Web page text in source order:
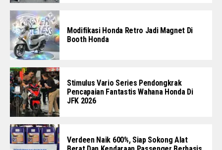
Modifikasi Honda Retro Jadi Magnet Di
Booth Honda
Stimulus Vario Series Pendongkrak
Pencapaian Fantastis Wahana Honda Di
JFK 2026
Verdeen Naik 600%, Siap Sokong Alat